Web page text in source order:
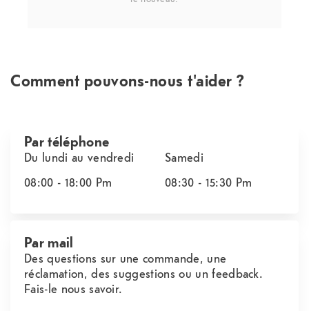
Comment pouvons-nous t'aider ?
Par téléphone
Du lundi au vendredi
08:00 - 18:00 Pm
Samedi
08:30 - 15:30 Pm
Par mail
Des questions sur une commande, une
réclamation, des suggestions ou un feedback.
Fais-le nous savoir.